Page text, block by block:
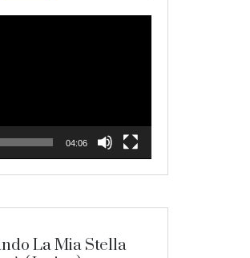
04:06
La Mia Stella